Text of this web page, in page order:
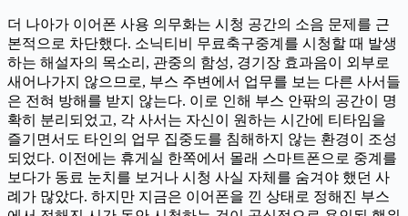
더 나아가 이어폰 사용 의무화는 시청 공간의 소음 문제를 근
본적으로 차단했다. 소닉티비 무료축구중계를 시청할 때 발생
하는 해설자의 목소리, 관중의 함성, 경기장 효과음이 외부로
새어나가지 않으므로, 부스 주변에서 업무를 보는 다른 사서들
은 전혀 방해를 받지 않는다. 이로 인해 부스 안팎의 공간이 명
확히 분리되었고, 각 사서는 자신이 원하는 시간에 티타임을
즐기면서도 타인의 업무 집중도를 침해하지 않는 환경이 조성
되었다. 이전에는 휴게실 한쪽에서 몰래 스마트폰으로 중계를
보다가 동료 눈치를 보거나 시청 사실 자체를 숨겨야 했던 사
례가 많았다. 하지만 지금은 이어폰을 낀 상태로 정해진 부스